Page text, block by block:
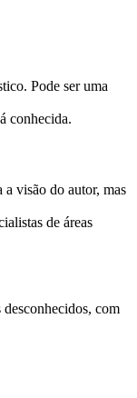
Pode ser uma
conhecida.
visão do autor, mas
de áreas
com